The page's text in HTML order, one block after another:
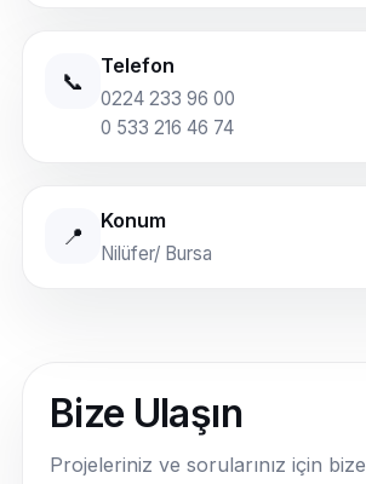
📞
Telefon
0224 233 96 00
0 533 216 46 74
📍
Konum
Nilüfer/ Bursa
Bize Ulaşın
Projeleriniz ve sorularınız için bize